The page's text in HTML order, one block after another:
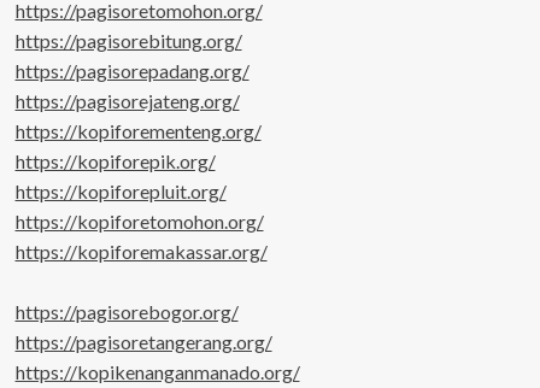
https://pagisoretomohon.org/
https://pagisorebitung.org/
https://pagisorepadang.org/
https://pagisorejateng.org/
https://kopiforementeng.org/
https://kopiforepik.org/
https://kopiforepluit.org/
https://kopiforetomohon.org/
https://kopiforemakassar.org/
https://pagisorebogor.org/
https://pagisoretangerang.org/
https://kopikenanganmanado.org/